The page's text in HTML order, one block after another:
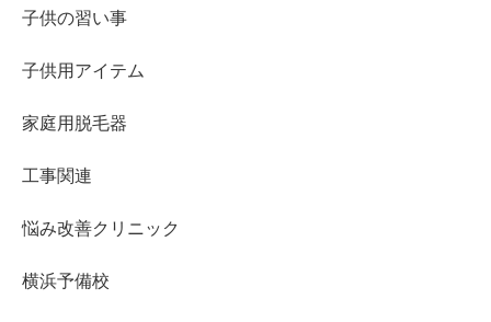
子供の習い事
子供用アイテム
家庭用脱毛器
工事関連
悩み改善クリニック
横浜予備校